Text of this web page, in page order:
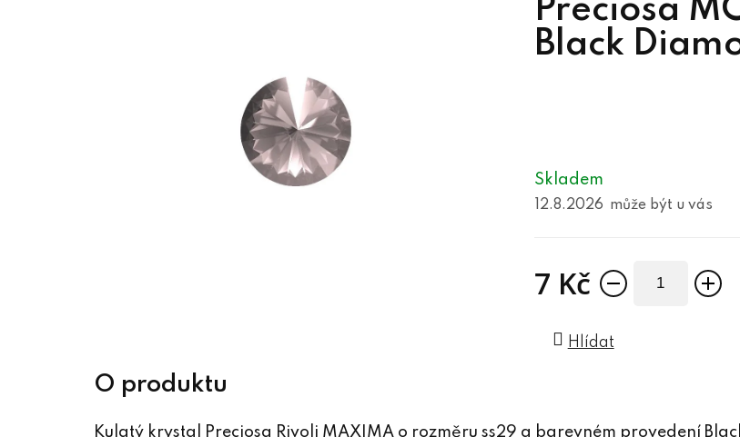
Preciosa
Black
Skladem
12.8.2026
7 Kč
Hlídat
Kulatý krystal Preciosa Rivoli MAXIMA o rozměru ss29 a barevném provedení